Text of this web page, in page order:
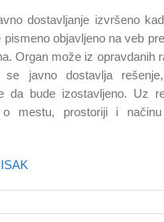
dostavljanje izvršeno
pismeno objavljeno na veb
Organ može iz opravdanih
javno dostavlja
da bude izostavljeno. Uz
o mestu, prostoriji i